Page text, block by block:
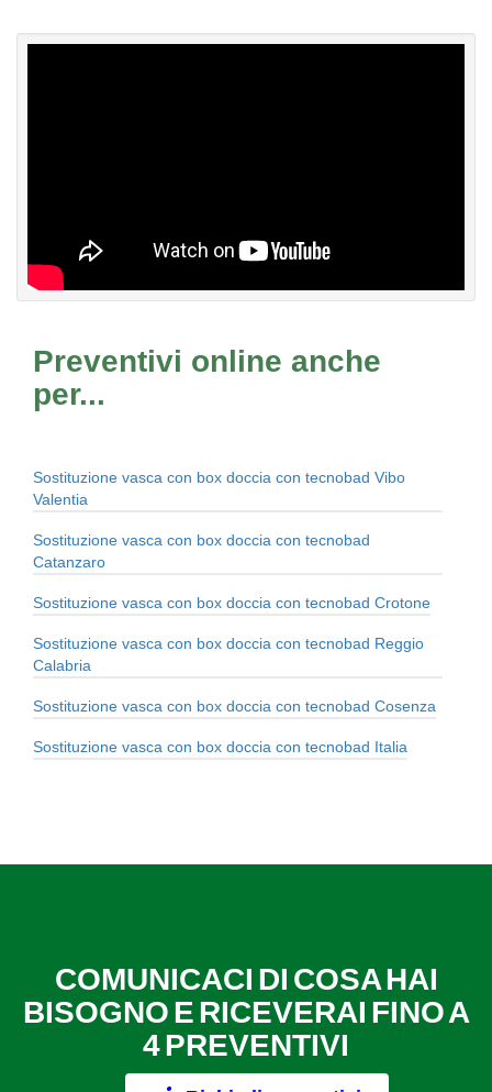
Preventivi online anche
per...
Sostituzione vasca con box doccia con tecnobad Vibo
Valentia
Sostituzione vasca con box doccia con tecnobad
Catanzaro
Sostituzione vasca con box doccia con tecnobad Crotone
Sostituzione vasca con box doccia con tecnobad Reggio
Calabria
Sostituzione vasca con box doccia con tecnobad Cosenza
Sostituzione vasca con box doccia con tecnobad Italia
COMUNICACI DI COSA HAI
BISOGNO E RICEVERAI FINO A
4 PREVENTIVI